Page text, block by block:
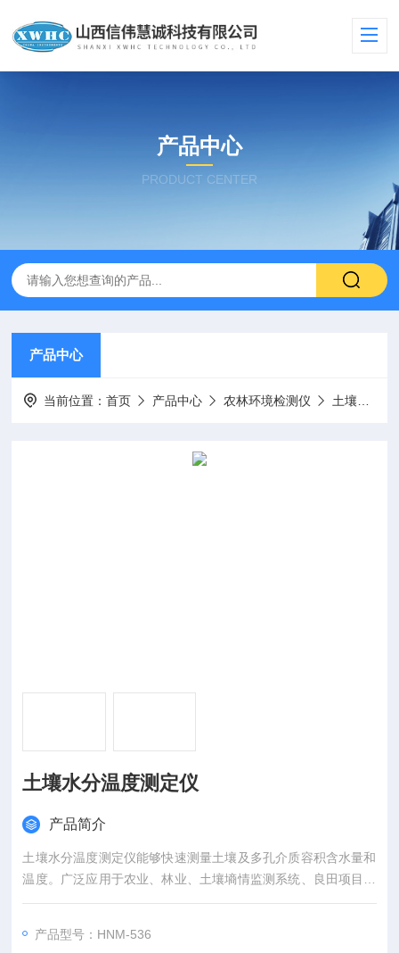
产品中心
PRODUCT CENTER
产品中心
当前位置：首页 产品中心 农林环境检测仪 土壤温湿度测定仪
土壤水分温度测定仪
产品简介
土壤水分温度测定仪能够快速测量土壤及多孔介质容积含水量和
温度。广泛应用于农业、林业、土壤墒情监测系统、良田项目、
智能灌溉控制项目、土壤墒情卫星遥感监测系统及苗情监测系
产品型号：HNM-536